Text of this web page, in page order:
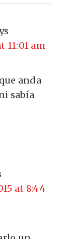
11:01 am
anda
sabía
at 8:44